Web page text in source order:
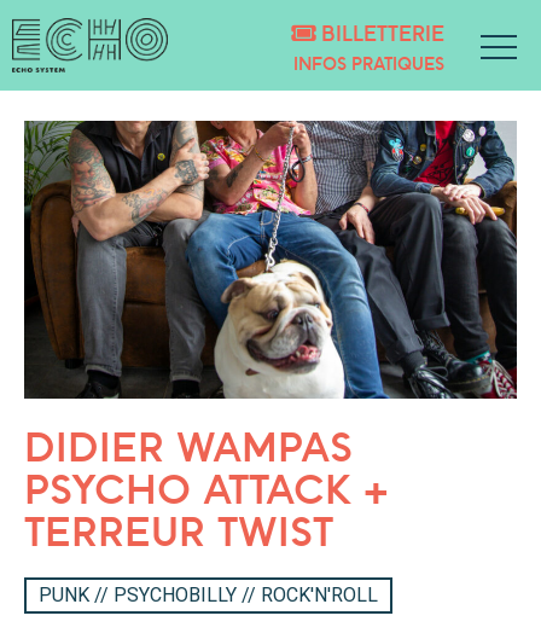
BILLETTERIE
INFOS PRATIQUES
DIDIER WAMPAS
PSYCHO ATTACK +
TERREUR TWIST
PUNK // PSYCHOBILLY // ROCK'N'ROLL